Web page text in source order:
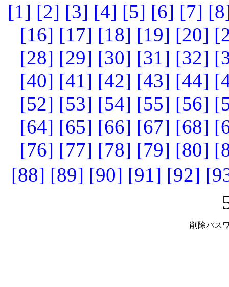
[1] [2] [3] [4] [5] [6] [7]
[16] [17] [18] [19] [20]
[28] [29] [30] [31] [32]
[40] [41] [42] [43] [44]
[52] [53] [54] [55] [56]
[64] [65] [66] [67] [68]
[76] [77] [78] [79] [80]
[88] [89] [90] [91] [92]
削除パス